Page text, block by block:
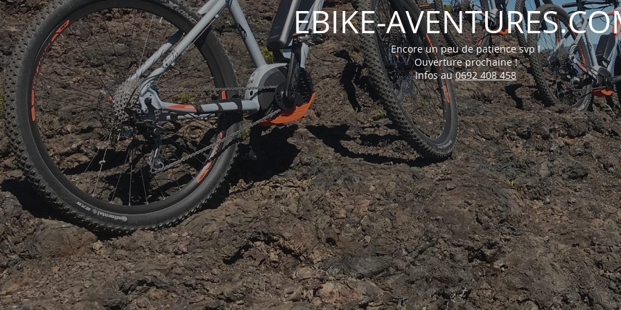
EBIKE-
Encore un peu de patience svp !
Ouverture prochaine !
Infos au0692 408 458